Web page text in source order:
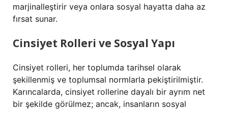
marjinalleştirir veya onlara sosyal hayatta daha az
fırsat sunar.
Cinsiyet Rolleri ve Sosyal Yapı
Cinsiyet rolleri, her toplumda tarihsel olarak
şekillenmiş ve toplumsal normlarla pekiştirilmiştir.
Karıncalarda, cinsiyet rollerine dayalı bir ayrım net
bir şekilde görülmez; ancak, insanların sosyal